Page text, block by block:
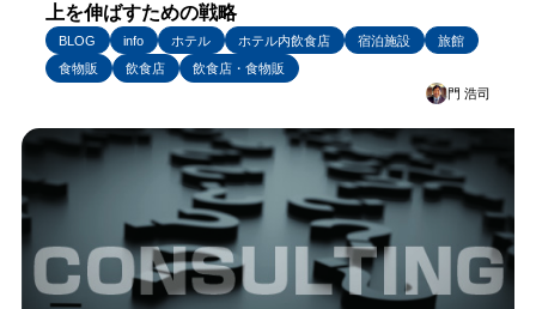
上を伸ばすための戦略
BLOG info ホテル ホテル内飲食店 宿泊施設
旅館
食物販
飲食店
飲食店・食物販
門 浩司